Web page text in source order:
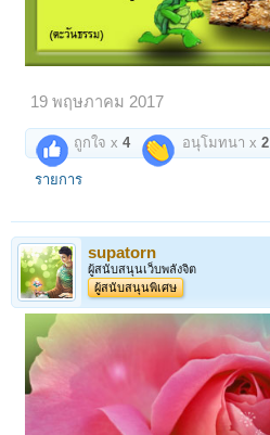
19 พฤษภาคม 2017
ถูกใจ x4 อนุโมทนา x2
รายการ
supatorn
ผู้สนับสนุนเว็บพลังจิต
ผู้สนับสนุนพิเศษ